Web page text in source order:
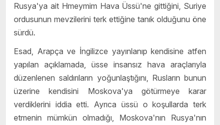
Rusya'ya ait Hmeymim Hava Üssü'ne gittiğini, Suriye
ordusunun mevzilerini terk ettiğine tanık olduğunu öne
sürdü.
Esad, Arapça ve İngilizce yayınlanıp kendisine atfen
yapılan açıklamada, üsse insansız hava araçlarıyla
düzenlenen saldırıların yoğunlaştığını, Rusların bunun
üzerine kendisini Moskova'ya götürmeye karar
verdiklerini iddia etti. Ayrıca üssü o koşullarda terk
etmenin mümkün olmadığı, Moskova'nın Rusya'nın